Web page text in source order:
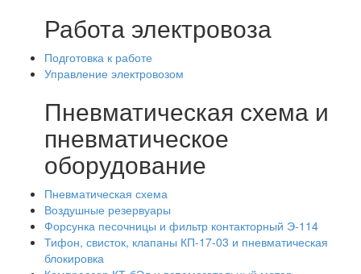
Работа электровоза
Подготовка к работе
Управление электровозом
Пневматическая схема и
пневматическое
оборудование
Пневматическая схема
Воздушные резервуары
Форсунка песочницы и фильтр контакторный Э-114
Тифон, свисток, клапаны КП-17-03 и пневматическая
блокировка